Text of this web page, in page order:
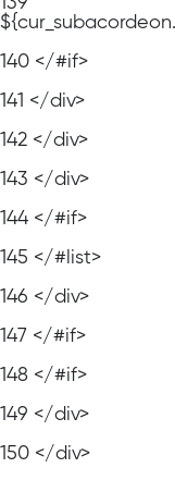
140 </#if>
141 </div>
142 </div>
143 </div>
144 </#if>
145 </#list>
146 </div>
147 </#if>
148 </#if>
149 </div>
150 </div>